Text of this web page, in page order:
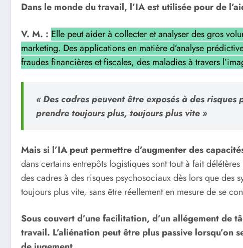
Dans le monde du travail, l’IA est utilisée pour de
V. M. : Elle peut aider à collecter et analyser des gros
marketing. Des applications en matière d’analyse
fraudes financières et fiscales, des maladies à travers
« Des cadres peuvent être exposés à des
prendre toujours plus, toujours plus vite »
Mais si l’IA peut permettre d’augmenter des
dans certains entrepôts logistiques sont tout à fait
des cadres à des risques psychosociaux dès lors que des
toujours plus vite, sans être réellement en mesure de se
Sous couvert d’une facilitation, d’un allégement de
travail. L’aliénation peut être plus passive